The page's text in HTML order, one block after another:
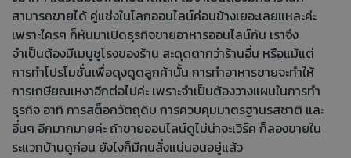
สามารถขายได้ คู่แช่งในโลกออนไลน์ค่อนข้างเยอะเลยแหละค่ะ
เพราะใครๆ ก็หันมาเปิดธุรกิจขายอาหารออนไลน์กัน เราจึง
จำเป็นต้องมีเมนูชูโรงของร้าน สะดุดตากว่าร้านอื่น หรือแม้แต่
การทำโปรโมชั่นเพื่อดุงดูดลูกค้านั้น การทำอาหารขายจะทำให้
การเกษียณเหงาอีกต่อไปค่ะ เพราะจำเป็นต้องวางแผนในการทำ
ธุรกิจ อาทิ การสต็อกวัตถุดิบ การควบคุมมาตรฐานรสชาติ และ
อื่นๆ อีกมากมายค่ะ ถ้าขายออนไลน์ดูไม่น่าจะเวิร์ค ก็ลองขายใน
ระแวกบ้านดูก่อน ยังไงก็มีคนสั่งแน่นอนอยู่แล้ว